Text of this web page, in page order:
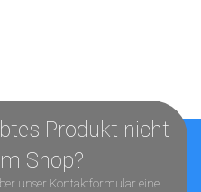
Produkt nicht
Shop?
unser Kontaktformular eine